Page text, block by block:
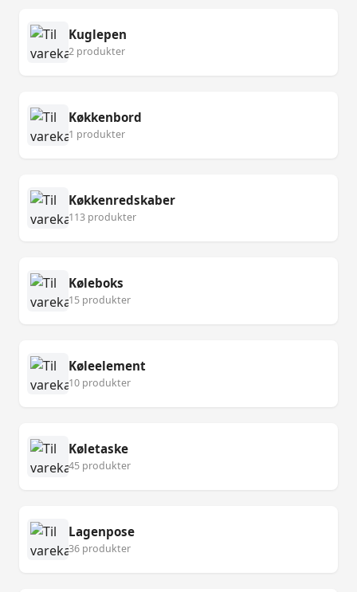
Kuglepen
2 produkter
Køkkenbord
1 produkter
Køkkenredskaber
113 produkter
Køleboks
15 produkter
Køleelement
10 produkter
Køletaske
45 produkter
Lagenpose
36 produkter